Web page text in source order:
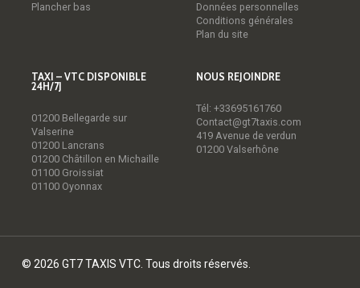
Plancher bas
Données personnelles
Conditions générales
Plan du site
TAXI – VTC DISPONIBLE
24H/7J
01200 Bellegarde sur
Valserine
01200 Lancrans
01200 Châtillon en Michaille
01100 Groissiat
01100 Oyonnax
NOUS REJOINDRE
Tél: +33695161760
Contact@gt7taxis.com
419 Avenue de verdun
01200 Valserhône
© 2026 GT7 TAXIS VTC. Tous droits réservés.